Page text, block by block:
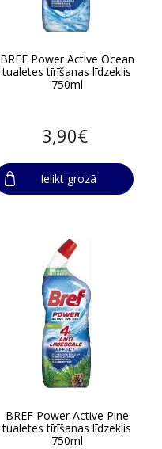
BREF Power Active Ocean
tualetes tīrīšanas līdzeklis
750ml
3,90€
Ielikt grozā
BREF Power Active Pine
tualetes tīrīšanas līdzeklis
750ml